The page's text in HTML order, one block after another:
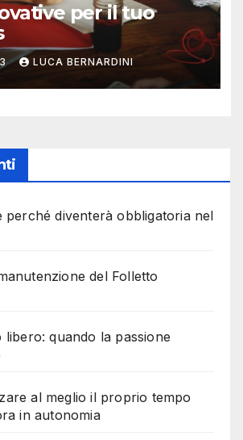
per il tuo
LUCA BERNARDINI
perché diventerà obbligatoria nel
del Folletto
libero: quando la passione
al meglio il proprio tempo
in autonomia